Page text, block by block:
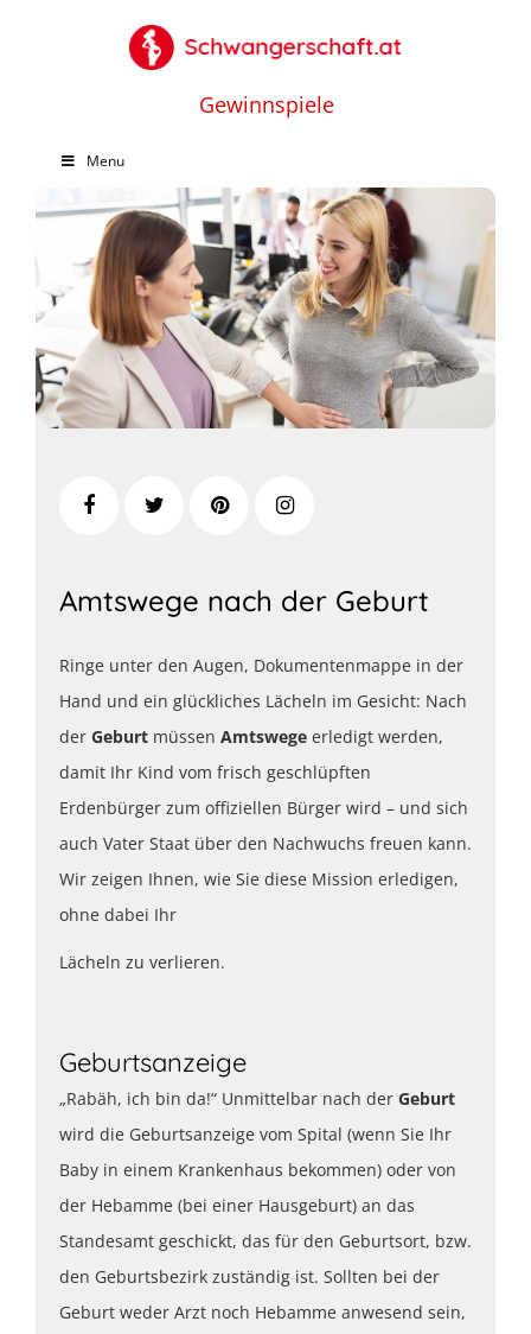
Gewinnspiele
Menu
Amtswege nach der Geburt
Ringe unter den Augen, Dokumentenmappe in der
Hand und ein glückliches Lächeln im Gesicht: Nach
der Geburt müssen Amtswege erledigt werden,
damit Ihr Kind vom frisch geschlüpften
Erdenbürger zum offiziellen Bürger wird – und sich
auch Vater Staat über den Nachwuchs freuen kann.
Wir zeigen Ihnen, wie Sie diese Mission erledigen,
ohne dabei Ihr
Lächeln zu verlieren.
Geburtsanzeige
„Rabäh, ich bin da!“ Unmittelbar nach der Geburt
wird die Geburtsanzeige vom Spital (wenn Sie Ihr
Baby in einem Krankenhaus bekommen) oder von
der Hebamme (bei einer Hausgeburt) an das
Standesamt geschickt, das für den Geburtsort, bzw.
den Geburtsbezirk zuständig ist. Sollten bei der
Geburt weder Arzt noch Hebamme anwesend sein,